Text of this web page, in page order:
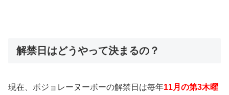
解禁日はどうやって決まるの？
現在、ボジョレーヌーボーの解禁日は毎年11月の第3木曜